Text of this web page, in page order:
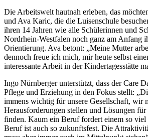
Die Arbeitswelt hautnah erleben, das
und Ava Karic, die die Luisenschule
ihren 14 Jahren wie alle Schülerinnen und
Nordrhein-Westfalen noch ganz am Anfang
Orientierung. Ava betont: „Meine Mutter
dennoch freue ich mich, mir heute selbst
interessante Arbeit in der Kindertagesstätte
Ingo Nürnberger unterstützt, dass der Care
Pflege und Erziehung in den Fokus stellt:
immens wichtig für unsere Gesellschaft, wir
Herausforderungen stellen und Lösungen
finden. Kaum ein Beruf fordert einem so viel
Beruf ist auch so zukunftsfest. Die